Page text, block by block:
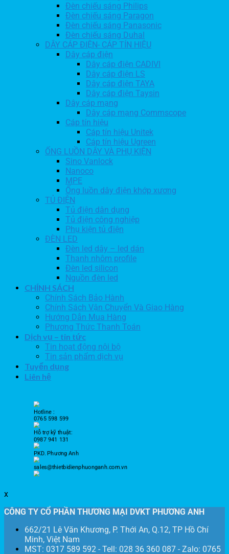
Đèn chiếu sáng Philips
Đèn chiếu sáng Paragon
Đèn chiếu sáng Panasonic
Đèn chiếu sáng Duhal
DÂY CÁP ĐIỆN- CÁP TÍN HIỆU
Dây cáp điện
Dây cáp điện CADIVI
Dây cáp điện LS
Dây cáp điện TAYA
Dây cáp điện Taysin
Dây cáp mạng
Dây cáp mạng Commscope
Cáp tín hiệu
Cáp tín hiệu Unitek
Cáp tín hiệu Ugreen
ỐNG LUỒN DÂY VÀ PHỤ KIỆN
Sino Vanlock
Nanoco
MPE
Ống luồn dây điện khớp xương
TỦ ĐIỆN
Tủ điện dân dụng
Tủ điện công nghiệp
Phụ kiện tủ điện
ĐÈN LED
Đèn led dây – led dán
Thanh nhôm profile
Đèn led silicon
Nguồn đèn led
CHÍNH SÁCH
Chính Sách Bảo Hành
Chính Sách Vận Chuyển Và Giao Hàng
Hướng Dẫn Mua Hàng
Phương Thức Thanh Toán
Dịch vụ – tin tức
Tin hoạt động nội bộ
Tin sản phẩm dịch vụ
Tuyển dụng
Liên hệ
Hotline :
0765 598 599
Hỗ trợ kỹ thuật:
0987 941 131
PKD. Phương Anh
sales@thietbidienphuonganh.com.vn
x
CÔNG TY CỔ PHẦN THƯƠNG MẠI DVKT PHƯƠNG ANH
662/21 Lê Văn Khương, P. Thới An, Q.12, TP Hồ Chí
Minh, Việt Nam
MST: 0317 589 592 - Tell: 028 36 360 087 - Zalo: 0765